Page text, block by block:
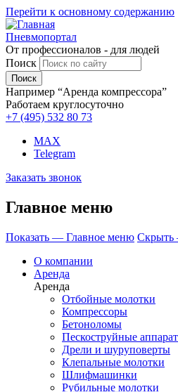
Перейти к основному содержанию
Пневмопортал
От профессионалов - для людей
Поиск
Например “Аренда компрессора”
Работаем круглосуточно
+7 (495) 532 80 73
MAX
Telegram
Заказать звонок
Главное меню
Показать — Главное меню Скрыть
О компании
Аренда
Аренда
Отбойные молотки
Компрессоры
Бетоноломы
Пескоструйные
Дрели и шуруповерты
Клепальные молотки
Шлифмашинки
Рубильные молотки